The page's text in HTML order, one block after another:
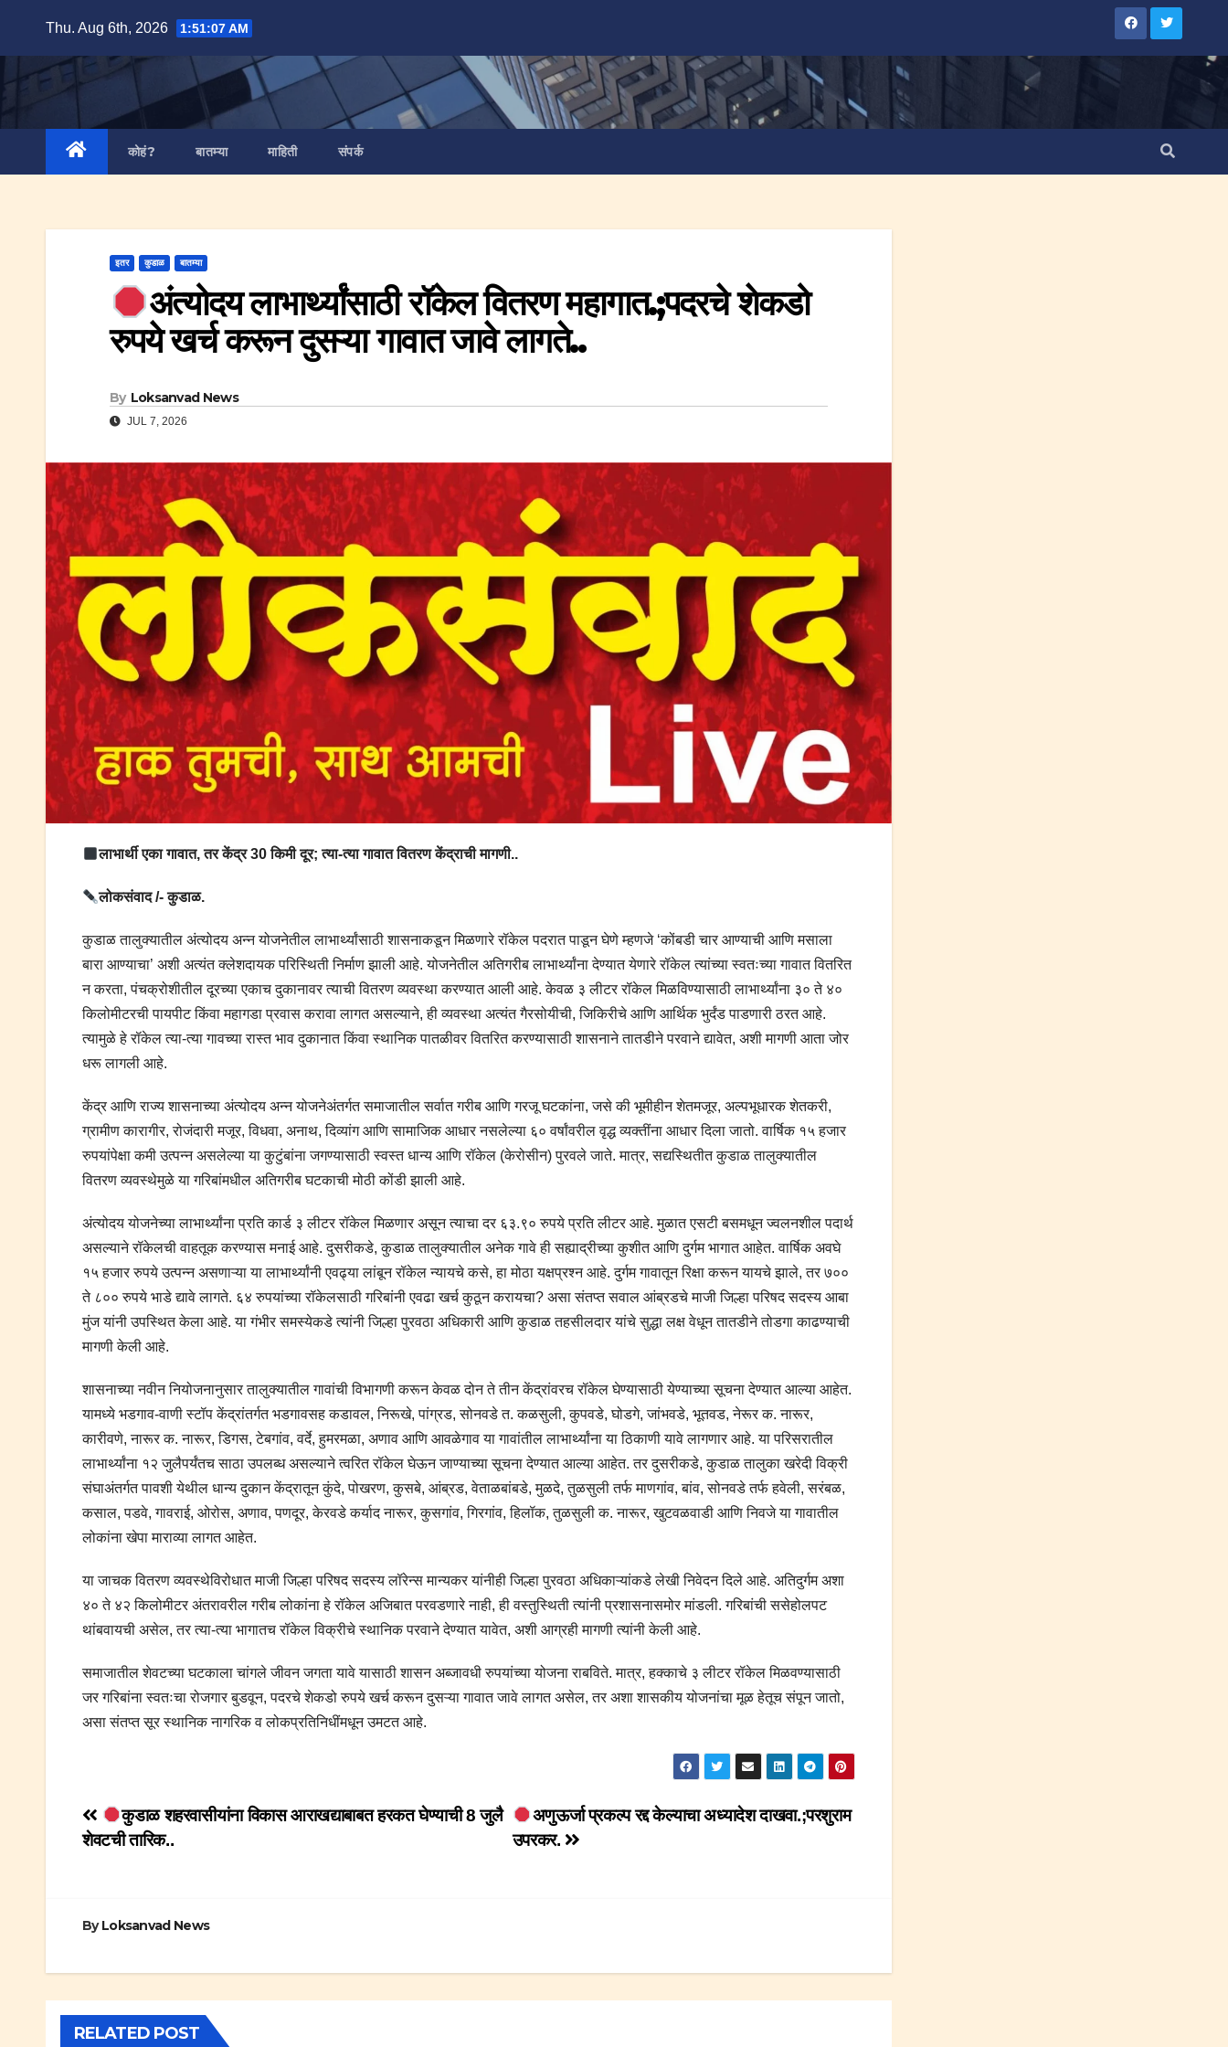
content
Thu. Aug 6th, 2026 1:51:08 AM
कोहं? बातम्या माहिती संपर्क
इतर कुडाळ बातम्या
अंत्योदय लाभार्थ्यांसाठी रॉकेल वितरण महागात.;पदरचे शेकडो
रुपये खर्च करून दुसऱ्या गावात जावे लागते..
By Loksanvad News
JUL 7, 2026
लाभार्थी एका गावात, तर केंद्र 30 किमी दूर; त्या-त्या गावात वितरण केंद्राची मागणी..
लोकसंवाद /- कुडाळ.
कुडाळ तालुक्यातील अंत्योदय अन्न योजनेतील लाभार्थ्यांसाठी शासनाकडून मिळणारे रॉकेल पदरात पाडून घेणे म्हणजे ‘कोंबडी चार आण्याची आणि मसाला
बारा आण्याचा’ अशी अत्यंत क्लेशदायक परिस्थिती निर्माण झाली आहे. योजनेतील अतिगरीब लाभार्थ्यांना देण्यात येणारे रॉकेल त्यांच्या स्वतःच्या गावात वितरित
न करता, पंचक्रोशीतील दूरच्या एकाच दुकानावर त्याची वितरण व्यवस्था करण्यात आली आहे. केवळ ३ लीटर रॉकेल मिळविण्यासाठी लाभार्थ्यांना ३० ते ४०
किलोमीटरची पायपीट किंवा महागडा प्रवास करावा लागत असल्याने, ही व्यवस्था अत्यंत गैरसोयीची, जिकिरीचे आणि आर्थिक भुर्दंड पाडणारी ठरत आहे.
त्यामुळे हे रॉकेल त्या-त्या गावच्या रास्त भाव दुकानात किंवा स्थानिक पातळीवर वितरित करण्यासाठी शासनाने तातडीने परवाने द्यावेत, अशी मागणी आता जोर
धरू लागली आहे.
केंद्र आणि राज्य शासनाच्या अंत्योदय अन्न योजनेअंतर्गत समाजातील सर्वात गरीब आणि गरजू घटकांना, जसे की भूमीहीन शेतमजूर, अल्पभूधारक शेतकरी,
ग्रामीण कारागीर, रोजंदारी मजूर, विधवा, अनाथ, दिव्यांग आणि सामाजिक आधार नसलेल्या ६० वर्षांवरील वृद्ध व्यक्तींना आधार दिला जातो. वार्षिक १५ हजार
रुपयांपेक्षा कमी उत्पन्न असलेल्या या कुटुंबांना जगण्यासाठी स्वस्त धान्य आणि रॉकेल (केरोसीन) पुरवले जाते. मात्र, सद्यस्थितीत कुडाळ तालुक्यातील
वितरण व्यवस्थेमुळे या गरिबांमधील अतिगरीब घटकाची मोठी कोंडी झाली आहे.
अंत्योदय योजनेच्या लाभार्थ्यांना प्रति कार्ड ३ लीटर रॉकेल मिळणार असून त्याचा दर ६३.९० रुपये प्रति लीटर आहे. मुळात एसटी बसमधून ज्वलनशील पदार्थ
असल्याने रॉकेलची वाहतूक करण्यास मनाई आहे. दुसरीकडे, कुडाळ तालुक्यातील अनेक गावे ही सह्याद्रीच्या कुशीत आणि दुर्गम भागात आहेत. वार्षिक अवघे
१५ हजार रुपये उत्पन्न असणाऱ्या या लाभार्थ्यांनी एवढ्या लांबून रॉकेल न्यायचे कसे, हा मोठा यक्षप्रश्न आहे. दुर्गम गावातून रिक्षा करून यायचे झाले, तर ७००
ते ८०० रुपये भाडे द्यावे लागते. ६४ रुपयांच्या रॉकेलसाठी गरिबांनी एवढा खर्च कुठून करायचा? असा संतप्त सवाल आंब्रडचे माजी जिल्हा परिषद सदस्य आबा
मुंज यांनी उपस्थित केला आहे. या गंभीर समस्येकडे त्यांनी जिल्हा पुरवठा अधिकारी आणि कुडाळ तहसीलदार यांचे सुद्धा लक्ष वेधून तातडीने तोडगा काढण्याची
मागणी केली आहे.
शासनाच्या नवीन नियोजनानुसार तालुक्यातील गावांची विभागणी करून केवळ दोन ते तीन केंद्रांवरच रॉकेल घेण्यासाठी येण्याच्या सूचना देण्यात आल्या आहेत.
यामध्ये भडगाव-वाणी स्टॉप केंद्रांतर्गत भडगावसह कडावल, निरूखे, पांग्रड, सोनवडे त. कळसुली, कुपवडे, घोडगे, जांभवडे, भूतवड, नेरूर क. नारूर,
कारीवणे, नारूर क. नारूर, डिगस, टेबगांव, वर्दे, हुमरमळा, अणाव आणि आवळेगाव या गावांतील लाभार्थ्यांना या ठिकाणी यावे लागणार आहे. या परिसरातील
लाभार्थ्यांना १२ जुलैपर्यंतच साठा उपलब्ध असल्याने त्वरित रॉकेल घेऊन जाण्याच्या सूचना देण्यात आल्या आहेत. तर दुसरीकडे, कुडाळ तालुका खरेदी विक्री
संघाअंतर्गत पावशी येथील धान्य दुकान केंद्रातून कुंदे, पोखरण, कुसबे, आंब्रड, वेताळबांबडे, मुळदे, तुळसुली तर्फ माणगांव, बांव, सोनवडे तर्फ हवेली, सरंबळ,
कसाल, पडवे, गावराई, ओरोस, अणाव, पणदूर, केरवडे कर्याद नारूर, कुसगांव, गिरगांव, हिलॉक, तुळसुली क. नारूर, खुटवळवाडी आणि निवजे या गावातील
लोकांना खेपा माराव्या लागत आहेत.
या जाचक वितरण व्यवस्थेविरोधात माजी जिल्हा परिषद सदस्य लॉरेन्स मान्यकर यांनीही जिल्हा पुरवठा अधिकाऱ्यांकडे लेखी निवेदन दिले आहे. अतिदुर्गम अशा
४० ते ४२ किलोमीटर अंतरावरील गरीब लोकांना हे रॉकेल अजिबात परवडणारे नाही, ही वस्तुस्थिती त्यांनी प्रशासनासमोर मांडली. गरिबांची ससेहोलपट
थांबवायची असेल, तर त्या-त्या भागातच रॉकेल विक्रीचे स्थानिक परवाने देण्यात यावेत, अशी आग्रही मागणी त्यांनी केली आहे.
समाजातील शेवटच्या घटकाला चांगले जीवन जगता यावे यासाठी शासन अब्जावधी रुपयांच्या योजना राबविते. मात्र, हक्काचे ३ लीटर रॉकेल मिळवण्यासाठी
जर गरिबांना स्वतःचा रोजगार बुडवून, पदरचे शेकडो रुपये खर्च करून दुसऱ्या गावात जावे लागत असेल, तर अशा शासकीय योजनांचा मूळ हेतूच संपून जातो,
असा संतप्त सूर स्थानिक नागरिक व लोकप्रतिनिधींमधून उमटत आहे.
Post
अणुऊर्जा प्रकल्प रद्द केल्याचा अध्यादेश दाखवा.;परशुराम
उपरकर.
कुडाळ शहरवासीयांना विकास आराखद्याबाबत हरकत घेण्याची 8 जुलै
शेवटची तारिक..
ByLoksanvad News
RELATED POST